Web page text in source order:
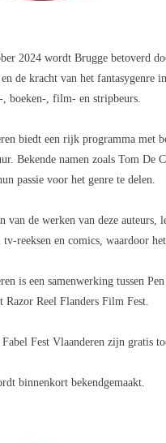
2024 wordt Brugge betoverd
de kracht van het fantasygenre
, boeken-, film- en stripbeurs.
biedt een rijk programma met
Bekende namen zoals Tom De
passie voor het genre te delen.
van de werken van deze
reeksen en comics, waardoor
is een samenwerking tussen
Razor Reel Flanders Film Fest.
Fest Vlaanderen zijn gratis
binnenkort bekendgemaakt.